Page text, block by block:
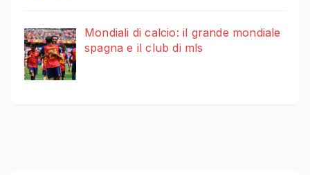
Mondiali di calcio: il grande mondiale
spagna e il club di mls